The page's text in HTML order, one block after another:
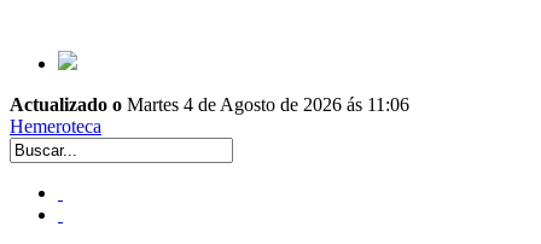
Actualizado o Martes 4 de Agosto de 2026 ás 11:06
Hemeroteca